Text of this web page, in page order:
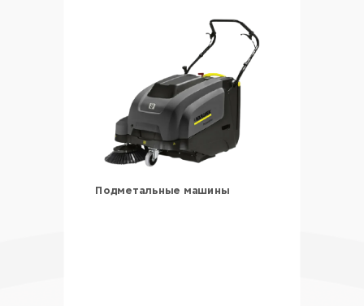
Подметальные машины